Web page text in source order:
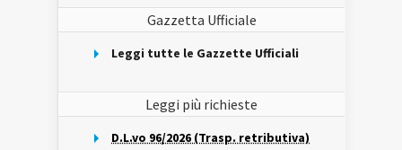
Gazzetta Ufficiale
Leggi tutte le Gazzette Ufficiali
Leggi più richieste
D.L.vo 96/2026 (Trasp. retributiva)